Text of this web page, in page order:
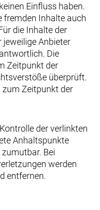
Einfluss haben.
fremden Inhalte auch
die Inhalte der
Anbieter
Die
Zeitpunkt der
überprüft.
Zeitpunkt der
der verlinkten
Anhaltspunkte
Bei
werden
entfernen.